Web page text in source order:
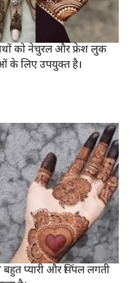
को नेचुरल और फ्रेश लुक
के लिए उपयुक्त है।
प्यारी और सिंपल लगती